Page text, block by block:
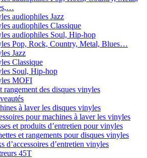
audiophiles Jazz
audiophiles Classique
audiophiles Soul, Hip-hop
Pop, Rock, Country, Metal, Blues…
Jazz
Classique
Soul, Hip-hop
MOFI
rangement des disques vinyles
à laver les disques vinyles
pour machines à laver les vinyles
et produits d’entretien pour vinyles
et rangements pour disques vinyles
d’accessoires d’entretien vinyles
45T